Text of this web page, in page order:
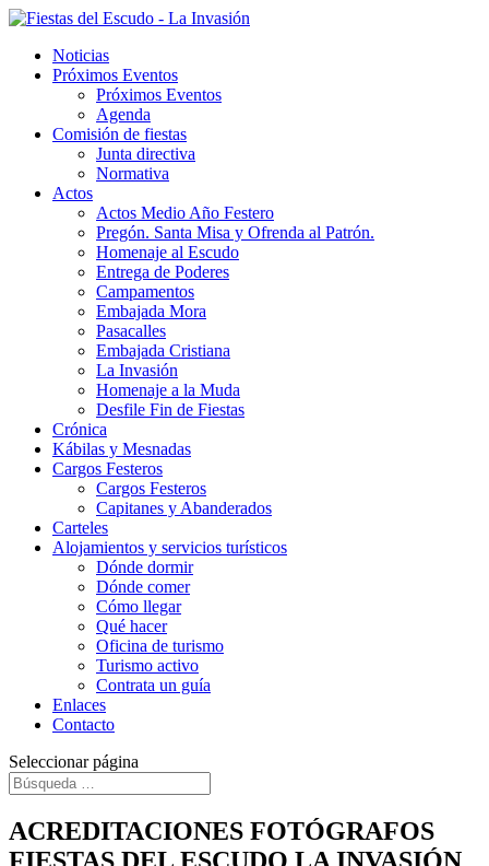
Noticias
Próximos Eventos
Próximos Eventos
Agenda
Comisión de fiestas
Junta directiva
Normativa
Actos
Actos Medio Año Festero
Pregón. Santa Misa y Ofrenda al Patrón.
Homenaje al Escudo
Entrega de Poderes
Campamentos
Embajada Mora
Pasacalles
Embajada Cristiana
La Invasión
Homenaje a la Muda
Desfile Fin de Fiestas
Crónica
Kábilas y Mesnadas
Cargos Festeros
Cargos Festeros
Capitanes y Abanderados
Carteles
Alojamientos y servicios turísticos
Dónde dormir
Dónde comer
Cómo llegar
Qué hacer
Oficina de turismo
Turismo activo
Contrata un guía
Enlaces
Contacto
Seleccionar página
ACREDITACIONES FOTÓGRAFOS